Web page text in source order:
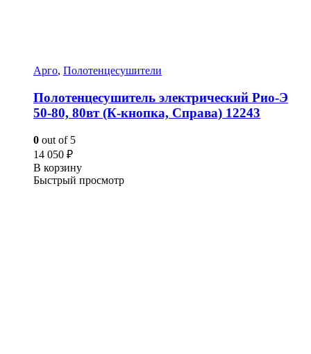
Арго, Полотенцесушители
Полотенцесушитель электрический Рио-Э
50-80, 80вт (К-кнопка, Справа) 12243
0 out of 5
14 050 ₽
В корзину
Быстрый просмотр